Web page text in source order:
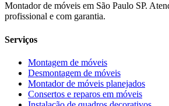
Montador de móveis em São Paulo SP.
profissional e com garantia.
Serviços
Montagem de móveis
Desmontagem de móveis
Montador de móveis planejados
Consertos e reparos em móveis